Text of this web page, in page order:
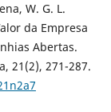
W. G. L.
da Empresa
Abertas.
21(2), 271-287.